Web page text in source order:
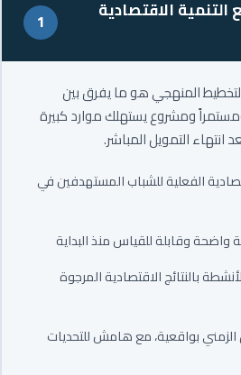
1
الاقتصادية
المنهجي هو ما يفرق بين
ومشروع يستهلك موارد كبيرة
التمويل المباشر.
الفعلية للشباب المستهدفين في
واضحة وقابلة للقياس منذ البداية
بالنتائج الاقتصادية المرجوة
الزمني بواقعية، مع هامش للتحديات